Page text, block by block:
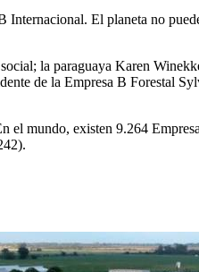
El planeta no
la paraguaya Karen
de la Empresa B Forestal
el mundo, existen 9.264